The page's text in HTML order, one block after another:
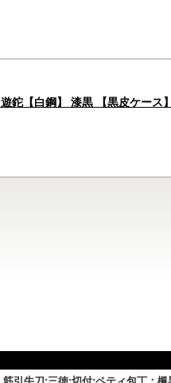
鉈【白鋼】 漆黒 【黒皮ケース